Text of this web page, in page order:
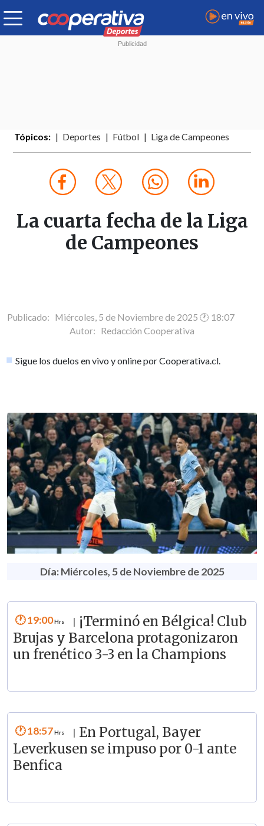
Tópicos: Deportes Fútbol Liga de Campeones
La cuarta fecha de la Liga
de Campeones
Publicado: Miércoles, 5 de Noviembre de 2025 🕐 18:07
Autor: Redacción Cooperativa
Sigue los duelos en vivo y online por Cooperativa.cl.
Día: Miércoles, 5 de Noviembre de 2025
19:00
¡Terminó en Bélgica! Club
Brujas y Barcelona protagonizaron
un frenético 3-3 en la Champions
18:57
En Portugal, Bayer
Leverkusen se impuso por 0-1 ante
Benfica